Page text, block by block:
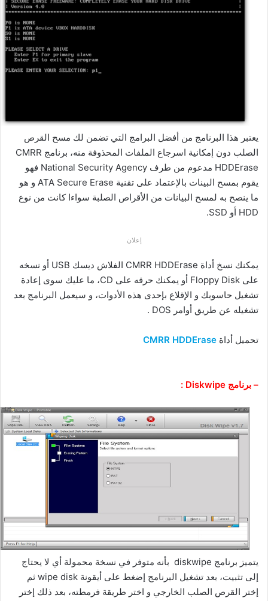
يعتبر هذا البرنامج من أفضل البرامج التي تضمن لك مسح القرص
الصلب دون إمكانية اسرجاع الملفات المحذوفة منه، برنامج CMRR
HDDErase مدعوم من طرف National Security Agency فهو
يقوم بمسح البينات بالإعتماد على تقنية ATA Secure Erase و هو
ما ينصح به لمسح البيانات من الأقراص الصلبة سواءا كانت من نوع
HDD أو SSD.
إعلان
يمكنك نسخ أداة CMRR HDDErase الفلاش ديسك USB أو نسخه
على Floppy Disk أو يمكنك حرقه على CD، ما عليك سوى إعادة
تشغيل حاسوبك و الإقلاع بإحدى هذه الأدوات، و سيعمل البرنامج بعد
تشغيله عن طريق أوامر DOS .
تحميل أداة CMRR HDDErase
– برنامج Diskwipe :
يتميز برنامج diskwipe بأنه متوفر في نسخة محمولة أي لا يحتاج
إلى تثبيت، بعد تشغيل البرنامج إضغط على أيقونة wipe disk ثم
إختر القرص الصلب الخارجي و اختر طريقة فرمطته، بعد ذلك إختر